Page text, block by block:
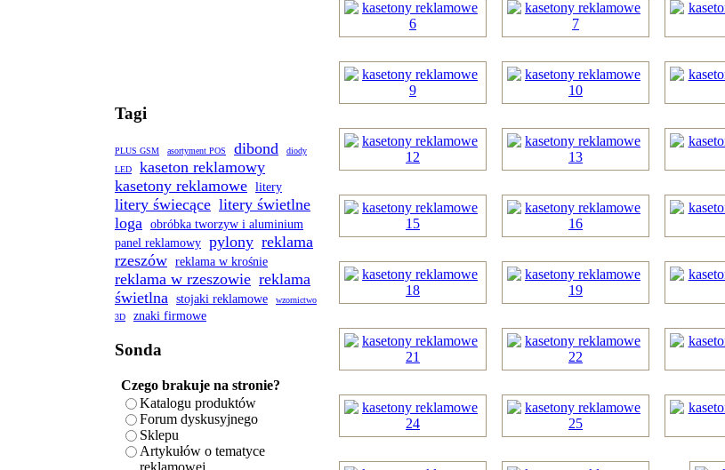
Tagi
PLUS GSM asortyment POS dibond
diody
LED
kaseton reklamowy
kasetony reklamowe litery
litery świecące litery świetlne
loga obróbka tworzyw i aluminium
panel reklamowy pylony reklama
rzeszów reklama w krośnie
reklama w rzeszowie reklama
świetlna stojaki reklamowe
wzornictwo
3D
znaki firmowe
Sonda
Czego brakuje na stronie?
Katalogu produktów
Forum dyskusyjnego
Sklepu
Artykułów o tematyce
reklamowej